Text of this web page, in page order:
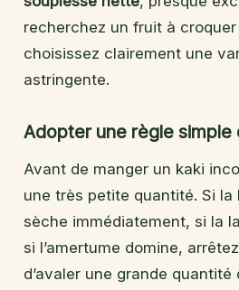
recherchez un fruit à
choisissez clairement une
astringente.
Adopter une règle
Avant de manger un kaki
une très petite quantité. Si
sèche immédiatement, si la
si l’amertume domine,
d’avaler une grande quantité